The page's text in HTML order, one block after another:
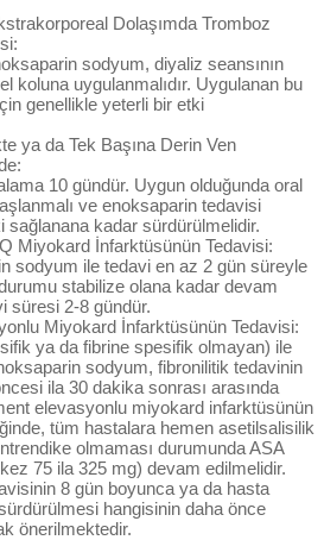
Dolaşımda Tromboz
sodyum, diyaliz seansının
koluna uygulanmalıdır. Uygulanan bu
genellikle yeterli bir etki
ya da Tek Başına Derin Ven
10 gündür. Uygun olduğunda oral
ve enoksaparin tedavisi
sağlanana kadar sürdürülmelidir.
Miyokard İnfarktüsünün Tedavisi:
sodyum ile tedavi en az 2 gün süreyle
stabilize olana kadar devam
süresi 2-8 gündür.
Miyokard İnfarktüsünün Tedavisi:
ya da fibrine spesifik olmayan) ile
sodyum, fibronilitik tedavinin
ila 30 dakika sonrası arasında
elevasyonlu miyokard infarktüsünün
tüm hastalara hemen asetilsalisilik
olmaması durumunda ASA
75 ila 325 mg) devam edilmelidir.
8 gün boyunca ya da hasta
hangisinin daha önce
önerilmektedir.